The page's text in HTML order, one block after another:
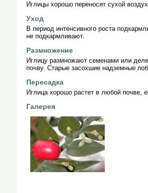
Иглицы хорошо переносят сухой
Уход
В период интенсивного роста
не подкармливают.
Размножение
Иглицу размножают семенами или
почву. Старые засохшие надземные
Пересадка
Иглица хорошо растет в любой почве,
Галерея